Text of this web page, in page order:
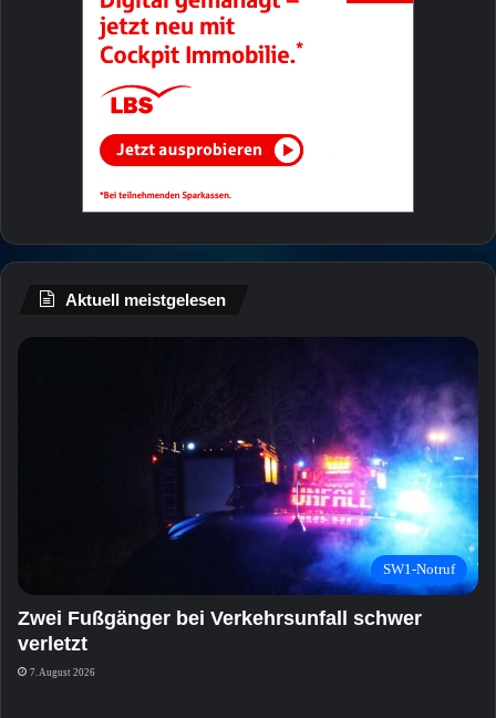
Aktuell meistgelesen
SW1-Notruf
Zwei Fußgänger bei Verkehrsunfall schwer
verletzt
7. August 2026